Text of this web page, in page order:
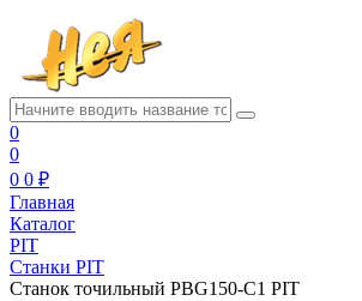
0
0
0 0 ₽
Главная
Каталог
PIT
Станки PIT
Станок точильный PBG150-C1 PIT